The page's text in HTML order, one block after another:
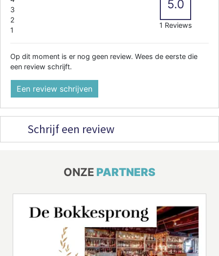
3
2
1
5.0
1 Reviews
Op dit moment is er nog geen review. Wees de eerste die
een review schrijft.
Een review schrijven
Schrijf een review
ONZE PARTNERS